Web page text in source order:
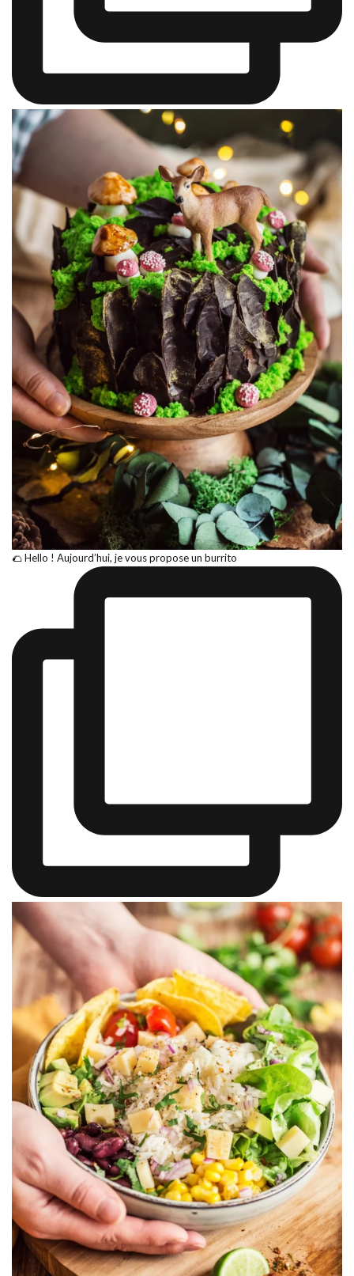
🌮 Hello ! Aujourd’hui, je vous propose un burrito